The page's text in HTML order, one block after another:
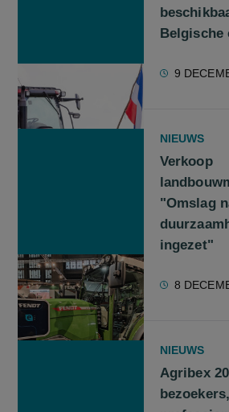
Belgische
9
NIEUWS
Verkoop
"Omslag
ingezet"
8
NIEUWS
Agribex